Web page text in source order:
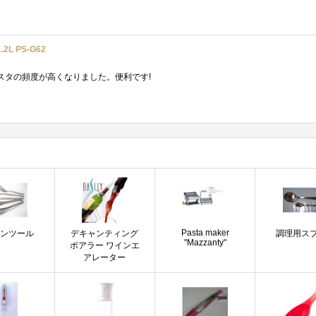
PS-G62
の頻度が高くなりました。便利です!
ツール
デキャンティング
ポアラー ワインエ
アレーター
Pasta maker
"Mazzanty"
調理用ス